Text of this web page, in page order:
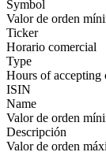
Symbol
Valor de orden
Ticker
Horario comercial
Type
Hours of accepting
ISIN
Name
Valor de orden
Descripción
Valor de orden